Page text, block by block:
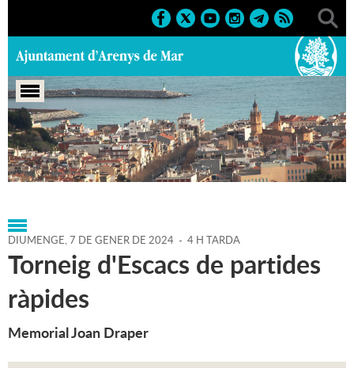
Portada > Agenda > 07-01-
2024 > Marcs > Culturals > 2024 > Activitats esportives
DIUMENGE,7 DE GENER DE 2024 - 4 H TARDA
Torneig d'Escacs de partides
ràpides
Memorial Joan Draper